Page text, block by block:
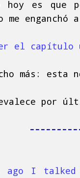
hoy es que
me
el capítulo
más:
por
ago I